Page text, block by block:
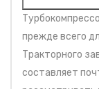
прежде всего
Тракторного
составляет